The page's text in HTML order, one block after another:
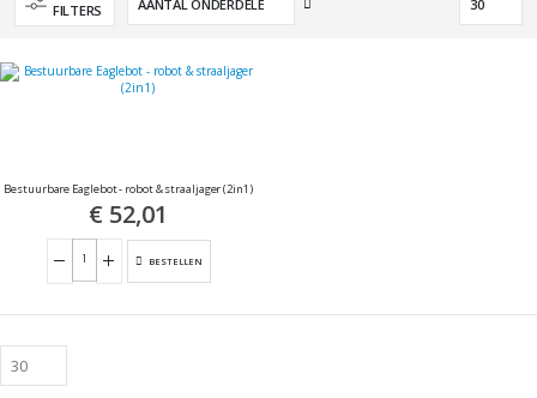
FILTERS
Bestuurbare Eaglebot - robot & straaljager (2in1)
€ 52,01
BESTELLEN